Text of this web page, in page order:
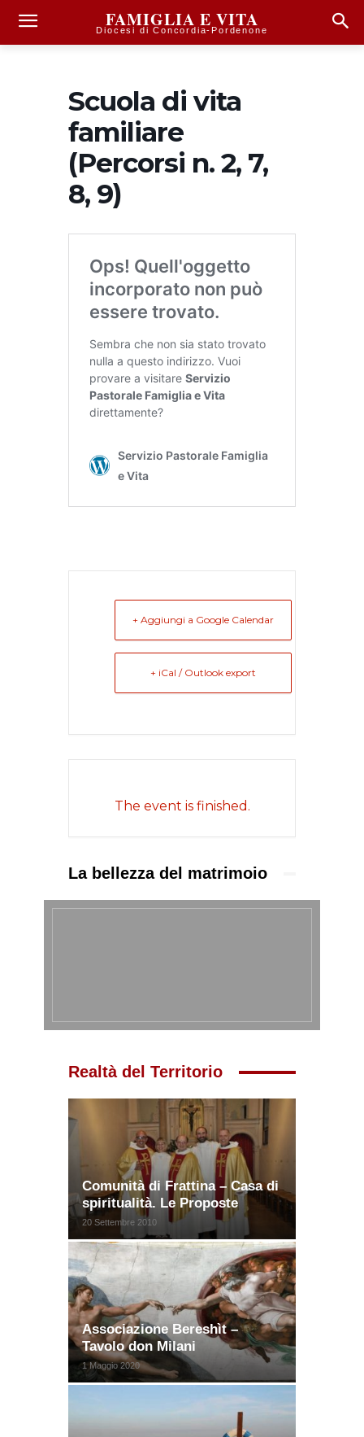
FAMIGLIA E VITA
Diocesi di Concordia-Pordenone
Scuola di vita
familiare
(Percorsi n. 2, 7,
8, 9)
+ Aggiungi a Google Calendar
+ iCal / Outlook export
The event is finished.
La bellezza del matrimoio
Realtà del Territorio
Comunità di Frattina – Casa di
spiritualità. Le Proposte
20 Settembre 2010
Associazione Bereshìt –
Tavolo don Milani
1 Maggio 2020